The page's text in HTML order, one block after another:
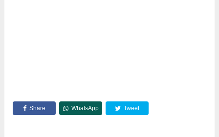
Share WhatsApp Tweet